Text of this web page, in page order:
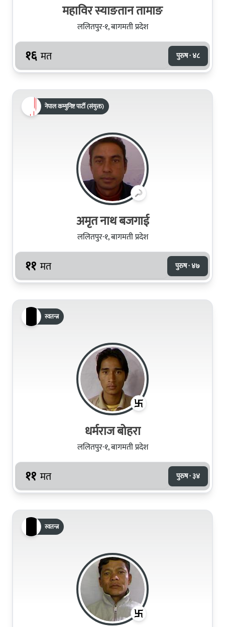
महाविर स्याङतान तामाङ
ललितपुर-१, बागमती प्रदेश
१६ मत पुरुष · ४८
नेपाल कम्युनिष्ट पार्टी (संयुक्त)
अमृत नाथ बजगाई
ललितपुर-१, बागमती प्रदेश
११ मत पुरुष · ४७
स्वतन्त्र
धर्मराज बोहरा
ललितपुर-१, बागमती प्रदेश
११ मत पुरुष · ३४
स्वतन्त्र